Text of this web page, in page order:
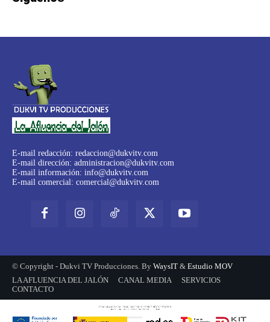
E-mail redacción: redaccion@dukvitv.com
E-mail dirección: administracion@dukvitv.com
E-mail información: info@dukvitv.com
E-mail comercial: comercial@dukvitv.com
© Copyright - Dukvi TV Producciones. By WaysIT & Estudio MOV
LA AFLUENCIA DEL JALÓN
CANAL MEDIA
SERVICIOS
CONTACTO